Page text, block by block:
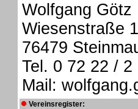
Wolfgang Götz
Wiesenstraße
76479
Tel. 0 72 22 / 2
Mail:
Vereinsregister: